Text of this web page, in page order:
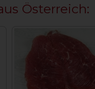
Österreich: